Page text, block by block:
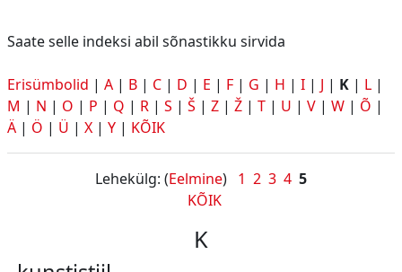
Saate selle indeksi abil sõnastikku sirvida
Erisümbolid | A | B | C | D | E | F | G | H | I | J | K | L |
M | N | O | P | Q | R | S | Š | Z | Ž | T | U | V | W | Õ |
Ä | Ö | Ü | X | Y | KÕIK
Lehekülg: (Eelmine) 1 2 3 4 5
KÕIK
K